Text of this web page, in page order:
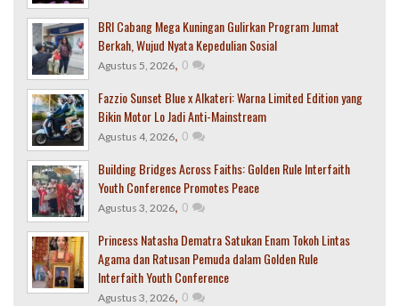
BRI Cabang Mega Kuningan Gulirkan Program Jumat
Berkah, Wujud Nyata Kepedulian Sosial
Agustus 5, 2026, 0
Fazzio Sunset Blue x Alkateri: Warna Limited Edition yang
Bikin Motor Lo Jadi Anti-Mainstream
Agustus 4, 2026, 0
Building Bridges Across Faiths: Golden Rule Interfaith
Youth Conference Promotes Peace
Agustus 3, 2026, 0
Princess Natasha Dematra Satukan Enam Tokoh Lintas
Agama dan Ratusan Pemuda dalam Golden Rule
Interfaith Youth Conference
Agustus 3, 2026, 0